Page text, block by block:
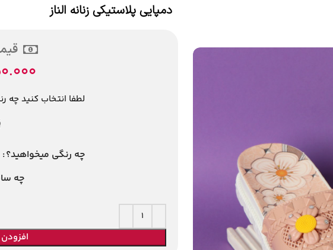
دمپایی پلاستیکی زنانه الناز
لطفا انتخاب کنید چه
چه رنگی میخواهید؟
چه